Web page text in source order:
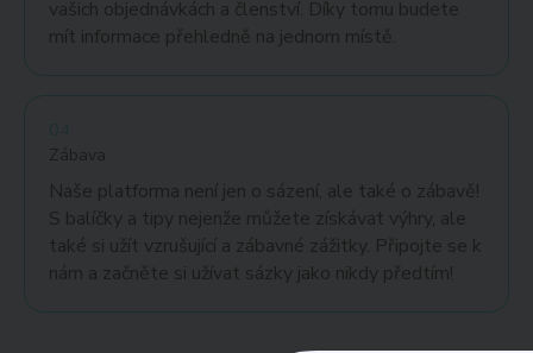
vašich objednávkách a členství. Díky tomu budete
mít informace přehledně na jednom místě.
Zábava
Naše platforma není jen o sázení, ale také o zábavě!
S balíčky a tipy nejenže můžete získávat výhry, ale
také si užít vzrušující a zábavné zážitky. Připojte se k
nám a začněte si užívat sázky jako nikdy předtím!